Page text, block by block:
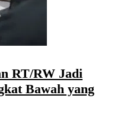
RT/RW Jadi
Bawah yang